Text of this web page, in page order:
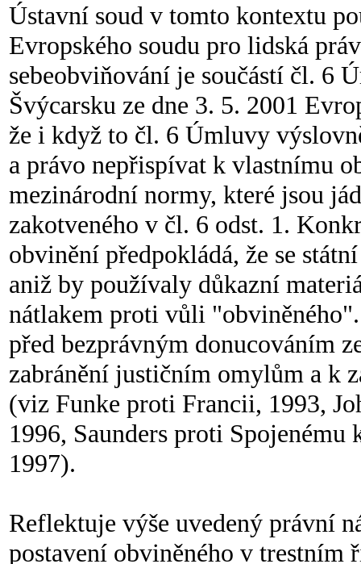
Ústavní soud v tomto kontextu
Evropského soudu pro lidská
sebeobviňování je součástí čl. 6
Švýcarsku ze dne 3. 5. 2001
že i když to čl. 6 Úmluvy
a právo nepřispívat k vlastnímu
mezinárodní normy, které jsou
zakotveného v čl. 6 odst. 1.
obvinění předpokládá, že se
aniž by používaly důkazní
nátlakem proti vůli
před bezprávným donucováním
zabránění justičním omylům a k
(viz Funke proti Francii, 1993,
1996, Saunders proti
1997).
Reflektuje výše uvedený právní
postavení obviněného v trestním